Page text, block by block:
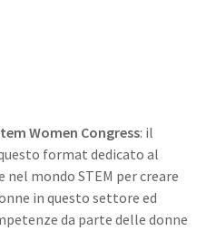
Women Congress: il
format dedicato al
mondo STEM per creare
in questo settore ed
da parte delle donne